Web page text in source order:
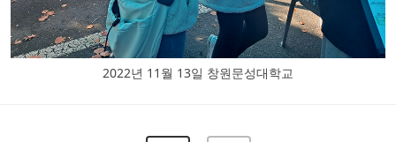
2022년 11월 13일 창원문성대학교